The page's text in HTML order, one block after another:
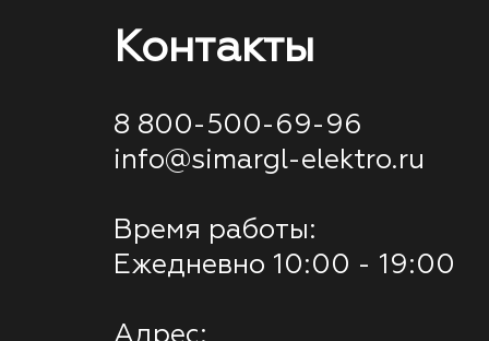
Контакты
8 800-500-69-96
info@simargl-elektro.ru
Время работы:
Ежедневно 10:00 - 19:00